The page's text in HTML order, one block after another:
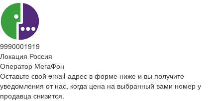
9990001919
Локация Россия
Оператор МегаФон
Оставьте свой email-адрес в форме ниже и вы получите
уведомления от нас, когда цена на выбранный вами номер у
продавца снизится.